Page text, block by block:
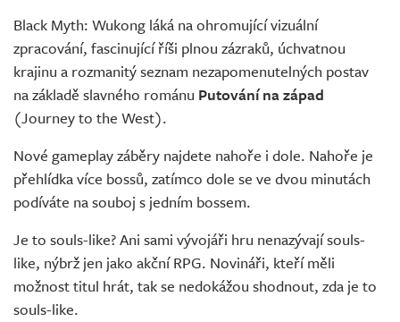
Black Myth: Wukong láká na ohromující vizuální
zpracování, fascinující říši plnou zázraků, úchvatnou
krajinu a rozmanitý seznam nezapomenutelných postav
na základě slavného románu Putování na západ
(Journey to the West).
Nové gameplay záběry najdete nahoře i dole. Nahoře je
přehlídka více bossů, zatímco dole se ve dvou minutách
podíváte na souboj s jedním bossem.
Je to souls-like? Ani sami vývojáři hru nenazývají souls-
like, nýbrž jen jako akční RPG. Novináři, kteří měli
možnost titul hrát, tak se nedokážou shodnout, zda je to
souls-like.